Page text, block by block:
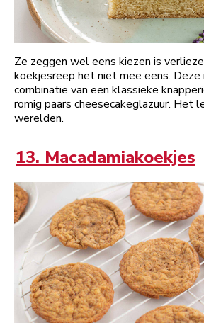
Ze zeggen wel eens kiezen is
koekjesreep het niet mee eens. Deze
combinatie van een klassieke
romig paars cheesecakeglazuur. Het
werelden.
13. Macadamiakoekjes